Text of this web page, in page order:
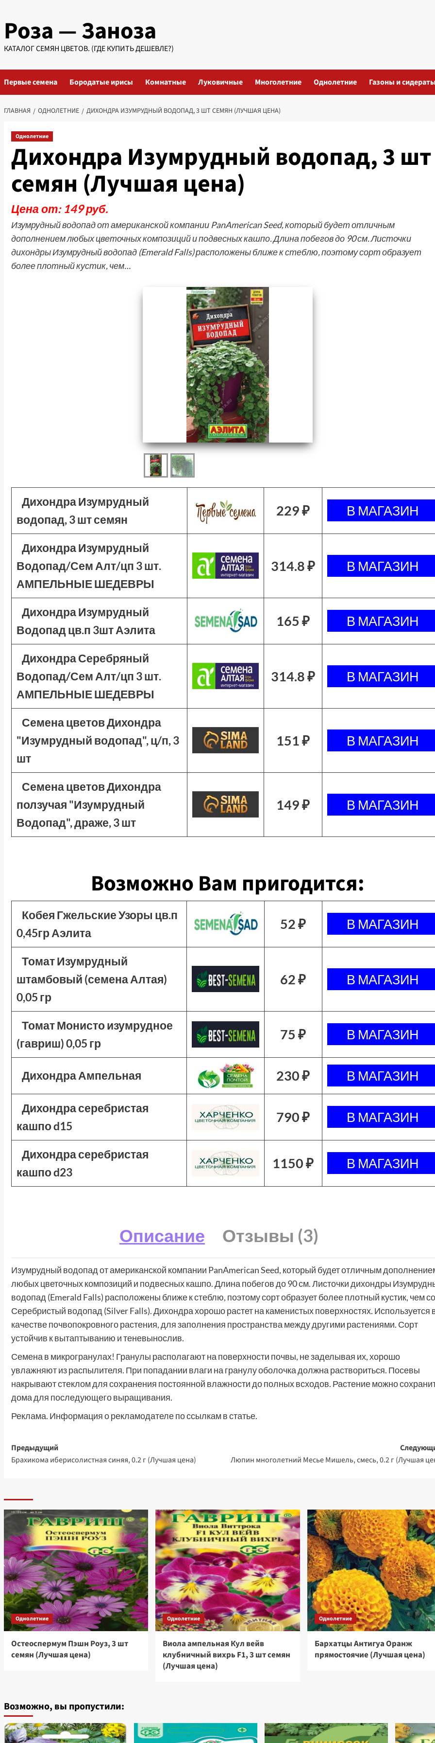
содержимому
Роза — Заноза
КАТАЛОГ СЕМЯН ЦВЕТОВ. (ГДЕ КУПИТЬ ДЕШЕВЛЕ?)
Первые семена Бородатые ирисы Комнатные Луковичные Многолетние Однолетние Газоны и сидераты
ГЛАВНАЯ ОДНОЛЕТНИЕ ДИХОНДРА ИЗУМРУДНЫЙ ВОДОПАД, 3 ШТ СЕМЯН (ЛУЧШАЯ ЦЕНА)
Однолетние
Дихондра Изумрудный водопад, 3 шт
семян (Лучшая цена)
Цена от: 149 руб.
Изумрудный водопад от американской компании PanAmerican Seed, который будет отличным
дополнением любых цветочных композиций и подвесных кашпо. Длина побегов до 90 см. Листочки
дихондры Изумрудный водопад (Emerald Falls) расположены ближе к стеблю, поэтому сорт образует
более плотный кустик, чем…
Дихондра Изумрудный
водопад, 3 шт семян
229 ₽
Дихондра Изумрудный
Водопад/Сем Алт/цп 3 шт.
АМПЕЛЬНЫЕ ШЕДЕВРЫ
314.8 ₽
Дихондра Изумрудный
Водопад цв.п 3шт Аэлита
165 ₽
Дихондра Серебряный
Водопад/Сем Алт/цп 3 шт.
АМПЕЛЬНЫЕ ШЕДЕВРЫ
314.8 ₽
Семена цветов Дихондра
"Изумрудный водопад", ц/п, 3
шт
151 ₽
Семена цветов Дихондра
ползучая "Изумрудный
Водопад", драже, 3 шт
149 ₽
Возможно Вам пригодится:
Кобея Гжельские Узоры цв.п
0,45гр Аэлита
52 ₽
Томат Изумрудный
штамбовый (семена Алтая)
0,05 гр
62 ₽
Томат Монисто изумрудное
(гавриш) 0,05 гр
75 ₽
Дихондра Ампельная 230 ₽
Дихондра серебристая
кашпо d15
790 ₽
Дихондра серебристая
кашпо d23
1150 ₽
Описание Отзывы (3)
Изумрудный водопад от американской компании PanAmerican Seed, который будет отличным
любых цветочных композиций и подвесных кашпо. Длина побегов до 90 см. Листочки дихондры
водопад (Emerald Falls) расположены ближе к стеблю, поэтому сорт образует более плотный кустик, чем
Серебристый водопад (Silver Falls). Дихондра хорошо растет на каменистых поверхностях. Используется
качестве почвопокровного растения, для заполнения пространства между другими растениями. Сорт
устойчив к вытаптыванию и теневынослив.
Семена в микрогранулах! Гранулы располагают на поверхности почвы, не заделывая их, хорошо
увлажняют из распылителя. При попадании влаги на гранулу оболочка должна раствориться. Посевы
накрывают стеклом для сохранения постоянной влажности до полных всходов. Растение можно
дома для последующего выращивания.
Реклама. Информация о рекламодателе по ссылкам в статье.
Навигация
записи
Предыдущий
Брахикома иберисолистная синяя, 0.2 г (Лучшая цена)
Люпин многолетний Месье Мишель, смесь, 0.2 г (Лучшая
Однолетние
Остеоспермум Пэшн Роуз, 3 шт
семян (Лучшая цена)
Однолетние
Виола ампельная Кул вейв
клубничный вихрь F1, 3 шт семян
(Лучшая цена)
Однолетние
Бархатцы Антигуа Оранж
прямостоячие (Лучшая цена)
Возможно, вы пропустили: